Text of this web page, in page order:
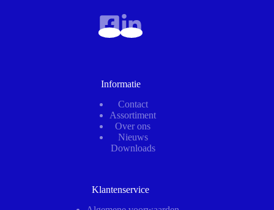
Informatie
Contact
Assortiment
Over ons
Nieuws
Downloads
Klantenservice